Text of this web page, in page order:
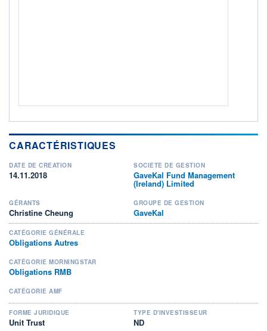
CARACTÉRISTIQUES
DATE DE CRÉATION
14.11.2018
SOCIÉTÉ DE GESTION
GaveKal Fund Management
(Ireland) Limited
GÉRANTS
Christine Cheung
GROUPE DE GESTION
GaveKal
CATÉGORIE GÉNÉRALE
Obligations Autres
CATÉGORIE MORNINGSTAR
Obligations RMB
CATÉGORIE AMF
FORME JURIDIQUE
Unit Trust
TYPE D'INVESTISSEUR
ND